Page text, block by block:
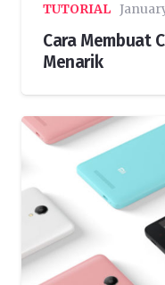
TUTORIAL
Cara Membuat
Menarik